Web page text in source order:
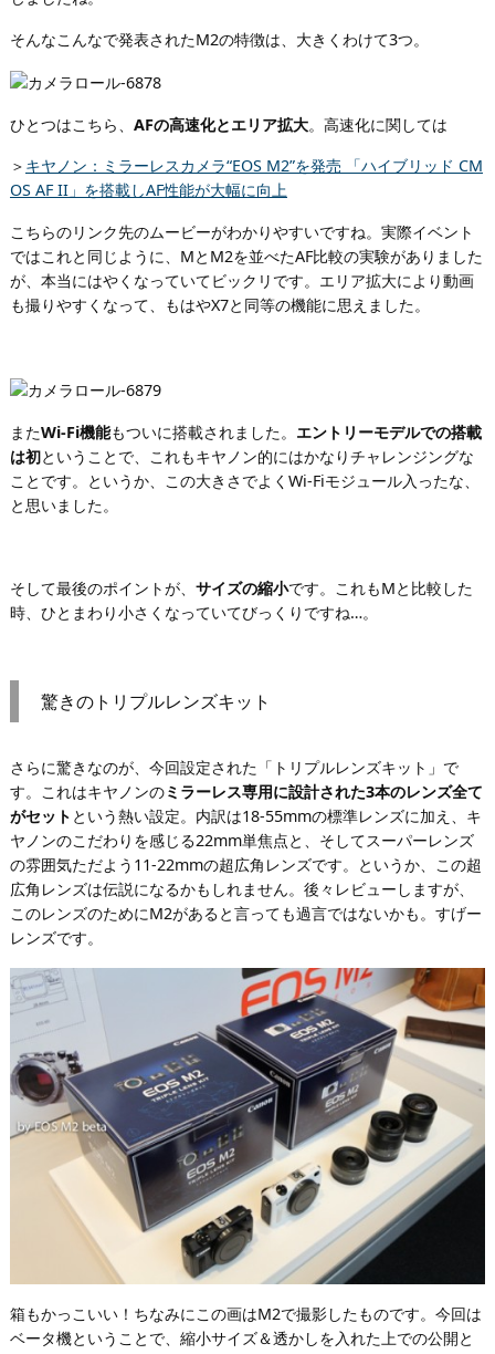
そんなこんなで発表されたM2の特徴は、大きくわけて3つ。
ひとつはこちら、 AFの高速化とエリア拡大。高速化に関しては
＞ キヤノン：ミラーレスカメラ“EOS M2”を発売 「ハイブリッド CM
OS AF II」を搭載しAF性能が大幅に向上
こちらのリンク先のムービーがわかりやすいですね。実際イベント
ではこれと同じように、MとM2を並べたAF比較の実験がありました
が、本当にはやくなっていてビックリです。エリア拡大により動画
も撮りやすくなって、もはやX7と同等の機能に思えました。
またWi-Fi機能もついに搭載されました。 エントリーモデルでの搭載
は初ということで、これもキヤノン的にはかなりチャレンジングな
ことです。というか、この大きさでよくWi-Fiモジュール入ったな、
と思いました。
そして最後のポイントが、 サイズの縮小です。これもMと比較した
時、ひとまわり小さくなっていてびっくりですね…。
驚きのトリプルレンズキット
さらに驚きなのが、今回設定された「トリプルレンズキット」で
す。これはキヤノンのミラーレス専用に設計された3本のレンズ全て
がセット という熱い設定。内訳は18-55mmの標準レンズに加え、キ
ヤノンのこだわりを感じる22mm単焦点と、そしてスーパーレンズ
の雰囲気ただよう11-22mmの超広角レンズです。というか、この超
広角レンズは伝説になるかもしれません。後々レビューしますが、
このレンズのためにM2があると言っても過言ではないかも。すげー
レンズです。
箱もかっこいい！ちなみにこの画はM2で撮影したものです。今回は
ベータ機ということで、縮小サイズ＆透かしを入れた上での公開と